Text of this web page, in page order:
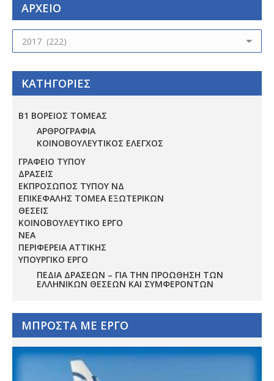
ΑΡΧΕΙΟ
ΑΡΧΕΙΟ
ΚΑΤΗΓΟΡΙΕΣ
Β1 ΒΟΡΕΙΟΣ ΤΟΜΕΑΣ
ΑΡΘΡΟΓΡΑΦΙΑ
ΚΟΙΝΟΒΟΥΛΕΥΤΙΚΟΣ ΕΛΕΓΧΟΣ
ΓΡΑΦΕΙΟ ΤΥΠΟΥ
ΔΡΑΣΕΙΣ
ΕΚΠΡΟΣΩΠΟΣ ΤΥΠΟΥ ΝΔ
ΕΠΙΚΕΦΑΛΗΣ ΤΟΜΕΑ ΕΞΩΤΕΡΙΚΩΝ
ΘΕΣΕΙΣ
ΚΟΙΝΟΒΟΥΛΕΥΤΙΚΟ ΕΡΓΟ
ΝΕΑ
ΠΕΡΙΦΕΡΕΙΑ ΑΤΤΙΚΗΣ
ΥΠΟΥΡΓΙΚΟ ΕΡΓΟ
ΠΕΔΊΑ ΔΡΆΣΕΩΝ – ΓΙΑ ΤΗΝ ΠΡΟΏΘΗΣΗ ΤΩΝ
ΕΛΛΗΝΙΚΏΝ ΘΈΣΕΩΝ ΚΑΙ ΣΥΜΦΕΡΌΝΤΩΝ
ΜΠΡΟΣΤΑ ΜΕ ΕΡΓΟ